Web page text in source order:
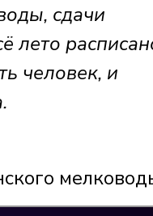
сдачи
лето
человек, и